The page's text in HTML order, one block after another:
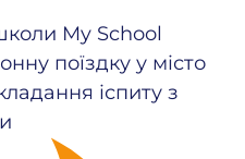
My School
поїздку у місто
іспиту з